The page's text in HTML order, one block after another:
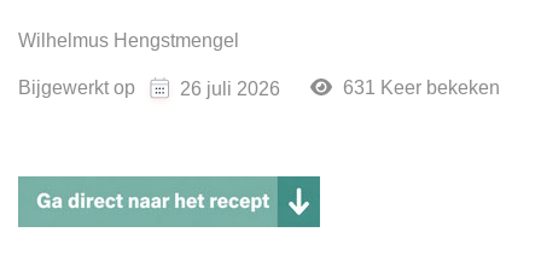
Wilhelmus Hengstmengel
Bijgewerkt op 26 juli 2026 631 Keer bekeken